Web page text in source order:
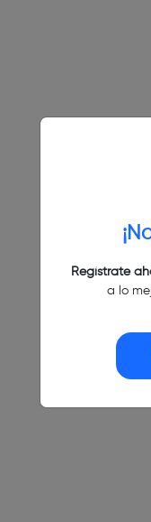
Regístrate
a lo